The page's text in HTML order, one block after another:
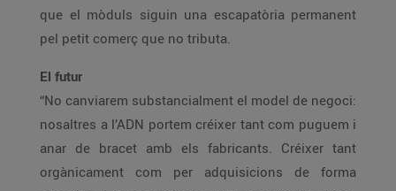
que el mòduls siguin una escapatòria permanent
pel petit comerç que no tributa.
El futur
“No canviarem substancialment el model de negoci:
nosaltres a l’ADN portem créixer tant com puguem i
anar de bracet amb els fabricants. Créixer tant
orgànicament com per adquisicions de forma